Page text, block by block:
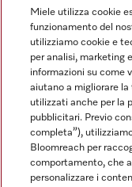
Modulo di recesso
Legge sui servizi digitali
Impostazioni cookie
FINANZIAMENTO
ZERO
Miele utilizza cookie
funzionamento del
utilizziamo cookie e
per analisi, marketing
informazioni su come
aiutano a migliorare la
utilizzati anche per la
pubblicitari. Previo
completa”),
Bloomreach per
comportamento, che
personalizzare i